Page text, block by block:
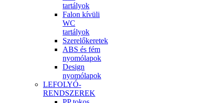
tartályok
Falon kívüli
WC
tartályok
Szerelőkeretek
ABS és fém
nyomólapok
Design
nyomólapok
LEFOLYÓ-
RENDSZEREK